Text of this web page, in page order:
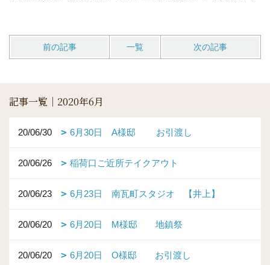
前の記事 一覧 次の記事
記事一覧｜2020年6月
20/06/30 6月30日 A様邸 お引渡し
20/06/26 稲荷口ご近所テイクアウト
20/06/23 6月23日 南瓦町スタジオ 【井上】
20/06/20 6月20日 M様邸 地鎮祭
20/06/20 6月20日 O様邸 お引渡し